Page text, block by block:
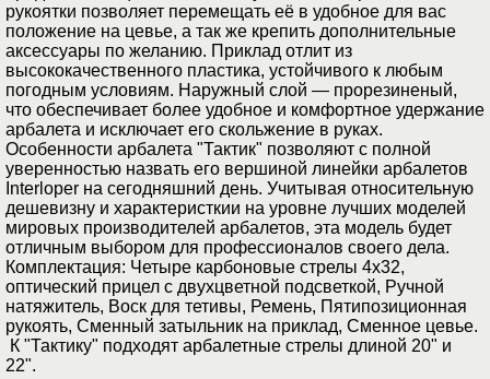
рукоятки позволяет перемещать её в удобное для вас
положение на цевье, а так же крепить дополнительные
аксессуары по желанию. Приклад отлит из
высококачественного пластика, устойчивого к любым
погодным условиям. Наружный слой — прорезиненый,
что обеспечивает более удобное и комфортное удержание
арбалета и исключает его скольжение в руках.
Особенности арбалета "Тактик" позволяют с полной
уверенностью назвать его вершиной линейки арбалетов
Interloper на сегодняшний день. Учитывая относительную
дешевизну и характеристкии на уровне лучших моделей
мировых производителей арбалетов, эта модель будет
отличным выбором для профессионалов своего дела.
Комплектация: Четыре карбоновые стрелы 4х32,
оптический прицел с двухцветной подсветкой, Ручной
натяжитель, Воск для тетивы, Ремень, Пятипозиционная
рукоять, Сменный затыльник на приклад, Сменное цевье.
К "Тактику" подходят арбалетные стрелы длиной 20" и
22".